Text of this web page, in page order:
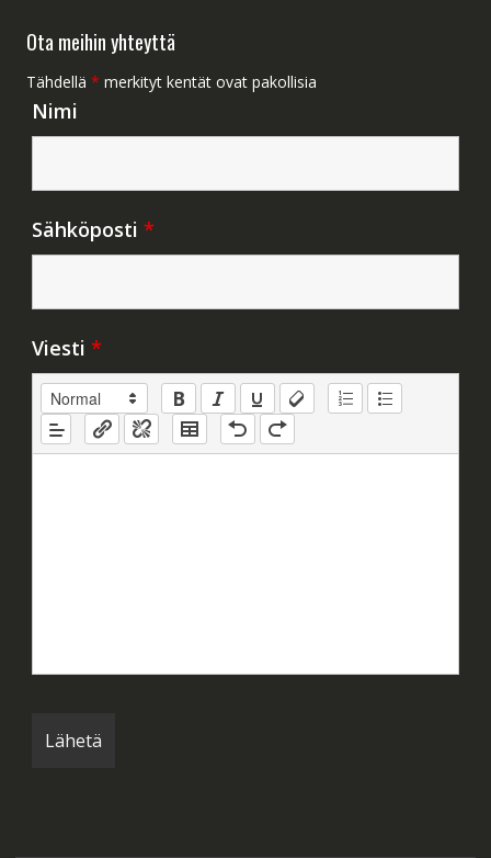
Ota meihin yhteyttä
Tähdellä * merkityt kentät ovat pakollisia
Nimi
Sähköposti *
Viesti *